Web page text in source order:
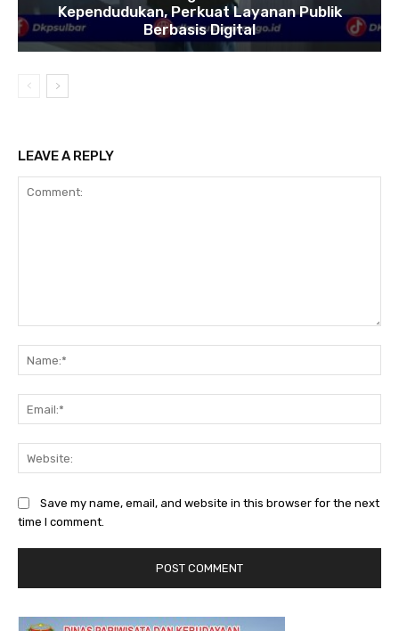
Kependudukan, Perkuat Layanan Publik
Berbasis Digital
LEAVE A REPLY
Save my name, email, and website in this browser for the next
time I comment.